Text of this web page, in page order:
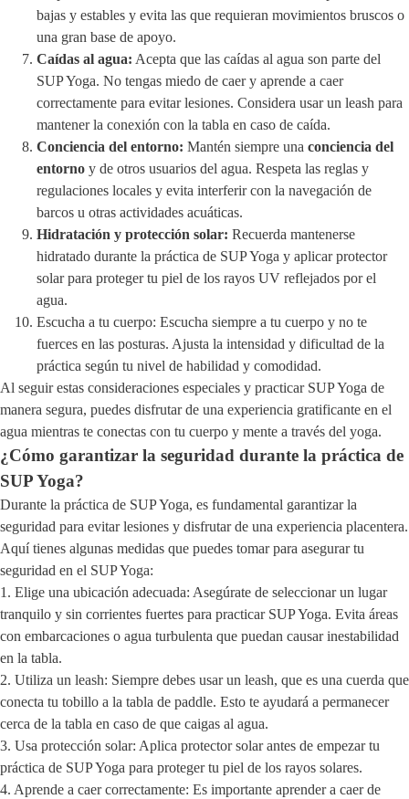
bajas y estables y evita las que requieran movimientos bruscos o
una gran base de apoyo.
Caídas al agua: Acepta que las caídas al agua son parte del
SUP Yoga. No tengas miedo de caer y aprende a caer
correctamente para evitar lesiones. Considera usar un leash para
mantener la conexión con la tabla en caso de caída.
Conciencia del entorno: Mantén siempre una conciencia del
entorno y de otros usuarios del agua. Respeta las reglas y
regulaciones locales y evita interferir con la navegación de
barcos u otras actividades acuáticas.
Hidratación y protección solar: Recuerda mantenerse
hidratado durante la práctica de SUP Yoga y aplicar protector
solar para proteger tu piel de los rayos UV reflejados por el
agua.
Escucha a tu cuerpo: Escucha siempre a tu cuerpo y no te
fuerces en las posturas. Ajusta la intensidad y dificultad de la
práctica según tu nivel de habilidad y comodidad.
Al seguir estas consideraciones especiales y practicar SUP Yoga de
manera segura, puedes disfrutar de una experiencia gratificante en el
agua mientras te conectas con tu cuerpo y mente a través del yoga.
¿Cómo garantizar la seguridad durante la práctica de
SUP Yoga?
Durante la práctica de SUP Yoga, es fundamental garantizar la
seguridad para evitar lesiones y disfrutar de una experiencia placentera.
Aquí tienes algunas medidas que puedes tomar para asegurar tu
seguridad en el SUP Yoga:
1. Elige una ubicación adecuada: Asegúrate de seleccionar un lugar
tranquilo y sin corrientes fuertes para practicar SUP Yoga. Evita áreas
con embarcaciones o agua turbulenta que puedan causar inestabilidad
en la tabla.
2. Utiliza un leash: Siempre debes usar un leash, que es una cuerda que
conecta tu tobillo a la tabla de paddle. Esto te ayudará a permanecer
cerca de la tabla en caso de que caigas al agua.
3. Usa protección solar: Aplica protector solar antes de empezar tu
práctica de SUP Yoga para proteger tu piel de los rayos solares.
4. Aprende a caer correctamente: Es importante aprender a caer de